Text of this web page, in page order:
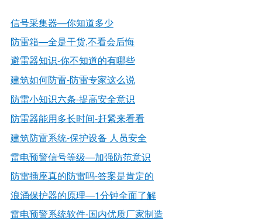
信号采集器—你知道多少
防雷箱—全是干货,不看会后悔
避雷器知识-你不知道的有哪些
建筑如何防雷-防雷专家这么说
防雷小知识六条-提高安全意识
防雷器能用多长时间-赶紧来看看
建筑防雷系统-保护设备 人员安全
雷电预警信号等级—加强防范意识
防雷插座真的防雷吗-答案是肯定的
浪涌保护器的原理—1分钟全面了解
雷电预警系统软件-国内优质厂家制造